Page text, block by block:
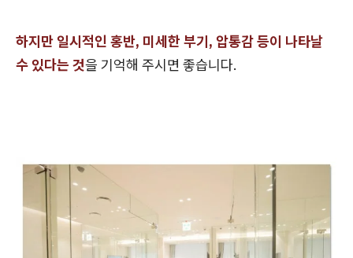
하지만 일시적인 홍반, 미세한 부기, 압통감 등이 나타날
수 있다는 것을 기억해 주시면 좋습니다.